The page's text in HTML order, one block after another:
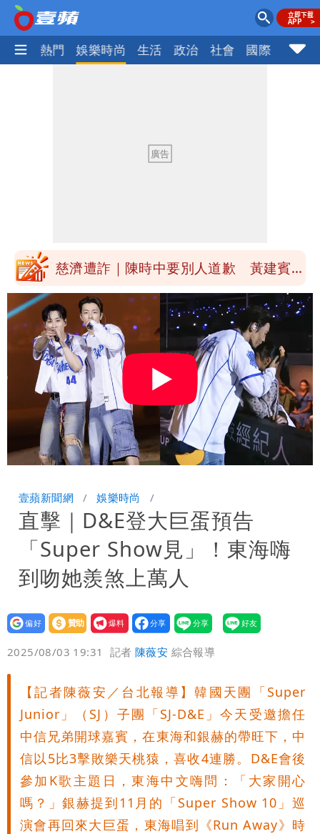
焦點 熱門 娛樂時尚 生活 政治 社會 國際 財經
吳欣岱：完美偽裝台灣企業
Uber Eats違法偷錢！外送員得自己檢
荒3+11台灣人沒有失憶
慈濟遭詐｜陳時中要別人道歉 黃建賓：
你敢不敢先面對自己責任
「小英男孩」涉貪洗錢起訴8個月首出
庭 他翻供不認貪污、洗錢
為何她能騙到慈濟？陳昱瑄背景超硬 當
過政府法律顧問
泰國校園爆槍響！2師中彈亡20人傷 槍
手疑學生
中國賣家被踢爆在網購平台「租人頭」
吳欣岱：完美偽裝台灣企業
Uber Eats違法偷錢！外送員得自己檢
壹蘋新聞網 娛樂時尚
直擊｜D&E登大巨蛋預告
「Super Show見」！東海嗨
到吻她羨煞上萬人
設為
贊助
我要
爆料
2025/08/03 19:31 記者陳薇安 綜合報導
【記者陳薇安／台北報導】韓國天團「Super
Junior」（SJ）子團「SJ-D&E」今天受邀擔任
中信兄弟開球嘉賓，在東海和銀赫的帶旺下，中
信以5比3擊敗樂天桃猿，喜收4連勝。D&E會後
參加K歌主題日，東海中文嗨問：「大家開心
嗎？」銀赫提到11月的「Super Show 10」巡
演會再回來大巨蛋，東海唱到《Run Away》時